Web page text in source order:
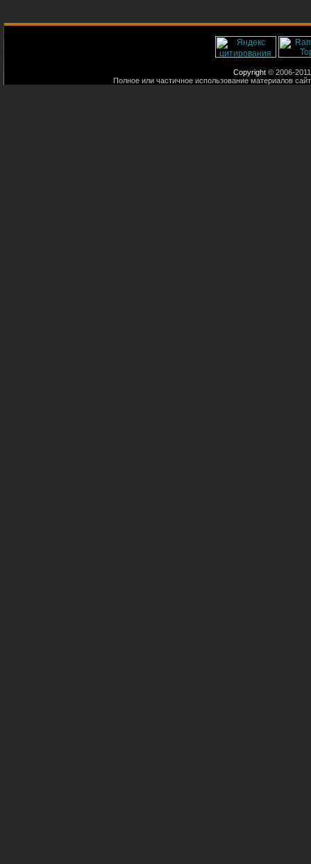
Copyright © 2006-
Полное или частичное использование материалов